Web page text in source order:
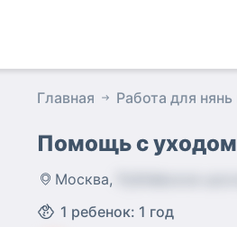
Главная Работа для
Помощь с
Москва,
1 ребенок: 1 год